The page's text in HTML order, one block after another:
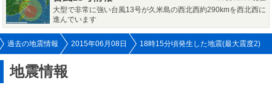
大型で非常に強い台風13号が久米島の西北西約290kmを西北西に
進んでいます
過去の地震情報 2015年06月08日 18時15分頃発生した地震(最大震度2)
地震情報